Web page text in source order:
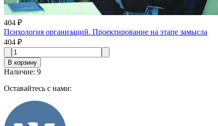
404 ₽
Психология организаций. Проектирование на этапе замысла
404 ₽
В корзину
Наличие: 9
Оставайтесь с нами: